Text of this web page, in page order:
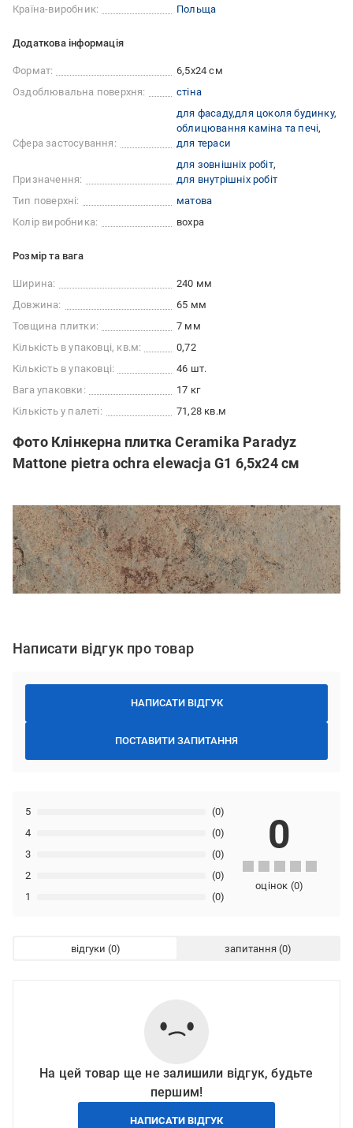
Країна-виробник: Польща
Додаткова інформація
Формат:
6,5x24 см
Оздоблювальна поверхня:
стіна
Сфера застосування:
для фасаду для цоколя будинку
облицювання каміна та печі
для тераси
Призначення:
для зовнішніх робіт
для внутрішніх робіт
Тип поверхні:
матова
Колір виробника:
вохра
Розмір та вага
Ширина:
240 мм
Довжина:
65 мм
Товщина плитки:
7 мм
Кількість в упаковці, кв.м:
0,72
Кількість в упаковці:
46 шт.
Вага упаковки:
17 кг
Кількість у палеті:
71,28 кв.м
Фото Клінкерна плитка Ceramika Paradyz
Mattone pietra ochra elewacja G1 6,5x24 см
Написати відгук про товар
НАПИСАТИ ВІДГУК
ПОСТАВИТИ ЗАПИТАННЯ
1 (0)
2 (0)
3 (0)
4 (0)
5 (0)
0
оцінок (0)
відгуки запитання
На цей товар ще не залишили відгук, будьте
першим!
НАПИСАТИ ВІДГУК